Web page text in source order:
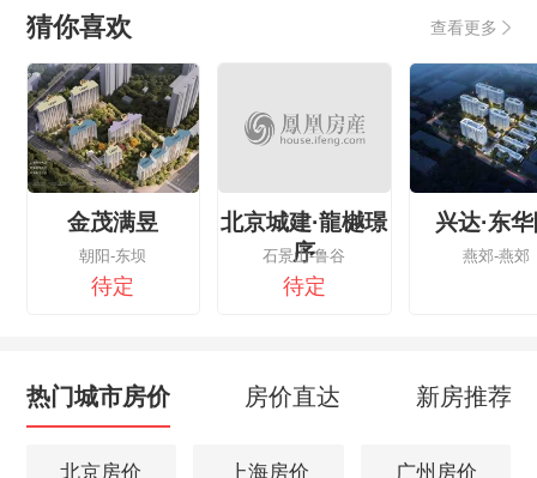
猜你喜欢 查看更多
金茂满昱
朝阳-东坝
待定
北京城建·龍樾璟
序
石景山-鲁谷
待定
兴达·东
燕郊-燕郊
热门城市房价 房价直达 新房推荐
北京房价 上海房价 广州房价